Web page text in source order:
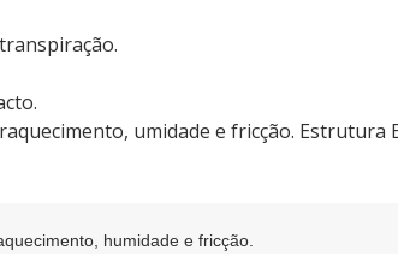
umidade e fricção. Estrutura
humidade e fricção.